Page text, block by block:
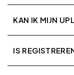
KAN IK MIJN
IS